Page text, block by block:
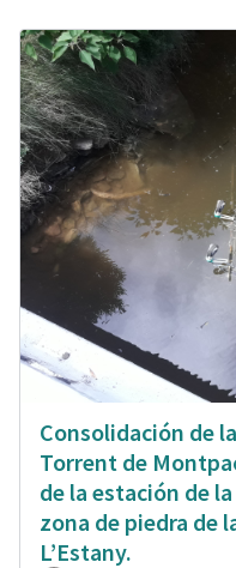
Consolidación de
Torrent de
de la estación de
zona de piedra de
L’Estany.